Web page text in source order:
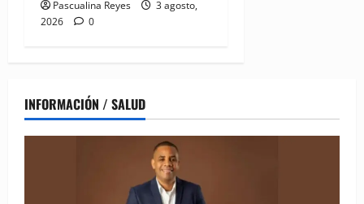
Pascualina Reyes
3 agosto,
2026
0
INFORMACIÓN / SALUD